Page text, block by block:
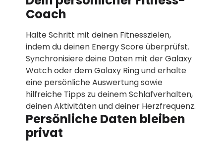
Coach
Halte Schritt mit deinen Fitnesszielen,
indem du deinen Energy Score überprüfst.
Synchronisiere deine Daten mit der Galaxy
Watch oder dem Galaxy Ring und erhalte
eine persönliche Auswertung sowie
hilfreiche Tipps zu deinem Schlafverhalten,
deinen Aktivitäten und deiner Herzfrequenz.
Persönliche Daten bleiben
privat